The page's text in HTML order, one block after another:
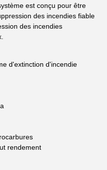
est conçu pour être
des incendies fiable
des incendies
d'extinction d'incendie
rendement